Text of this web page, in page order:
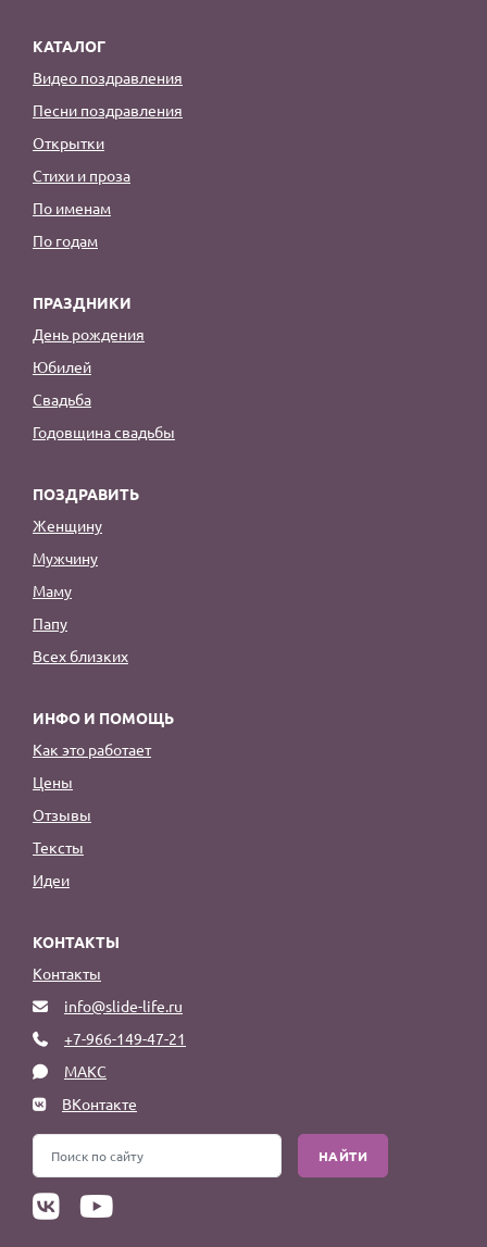
КАТАЛОГ
Видео поздравления
Песни поздравления
Открытки
Стихи и проза
По именам
По годам
ПРАЗДНИКИ
День рождения
Юбилей
Свадьба
Годовщина свадьбы
ПОЗДРАВИТЬ
Женщину
Мужчину
Маму
Папу
Всех близких
ИНФО И ПОМОЩЬ
Как это работает
Цены
Отзывы
Тексты
Идеи
КОНТАКТЫ
Контакты
info@slide-life.ru
+7-966-149-47-21
МАКС
ВКонтакте
НАЙТИ